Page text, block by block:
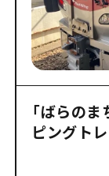
「ばらの
ピングト